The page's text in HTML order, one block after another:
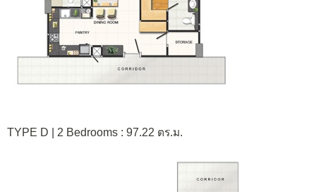
TYPE D | 2 Bedrooms : 97.22 ตร.ม.